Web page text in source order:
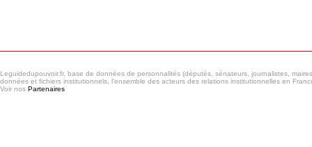
Leguidedupouvoir.fr, base de données de personnalités (députés, sénateurs, journalistes,
données et fichiers institutionnels, l'ensemble des acteurs des relations institutionnelles en
Voir nos Partenaires